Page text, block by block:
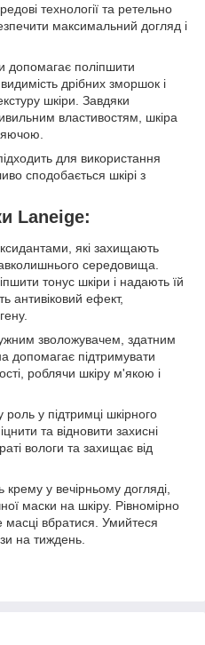
технології та ретельно
максимальний догляд і
допомагає поліпшити
дрібних зморшок і
шкіри. Завдяки
властивостям, шкіра
для використання
сподобається шкірі з
Laneige:
які захищають
середовища.
тонус шкіри і надають їй
антивіковий ефект,
зволожувачем, здатним
допомагає підтримувати
роблячи шкіру м'якою і
роль у підтримці шкірного
та відновити захисні
вологи та захищає від
крему у вечірньому догляді,
маски на шкіру. Рівномірно
масці вбратися. Умийтеся
на тиждень.